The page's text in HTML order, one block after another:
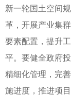
新一轮国土空间
革，开展产业集
要素配置，提升
平。要健全政府
精细化管理，完
施进度，推进项